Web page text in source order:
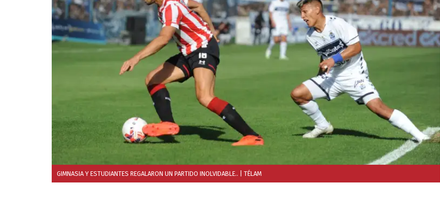
GIMNASIA Y ESTUDIANTES REGALARON UN PARTIDO INOLVIDABLE.. | TÉLAM